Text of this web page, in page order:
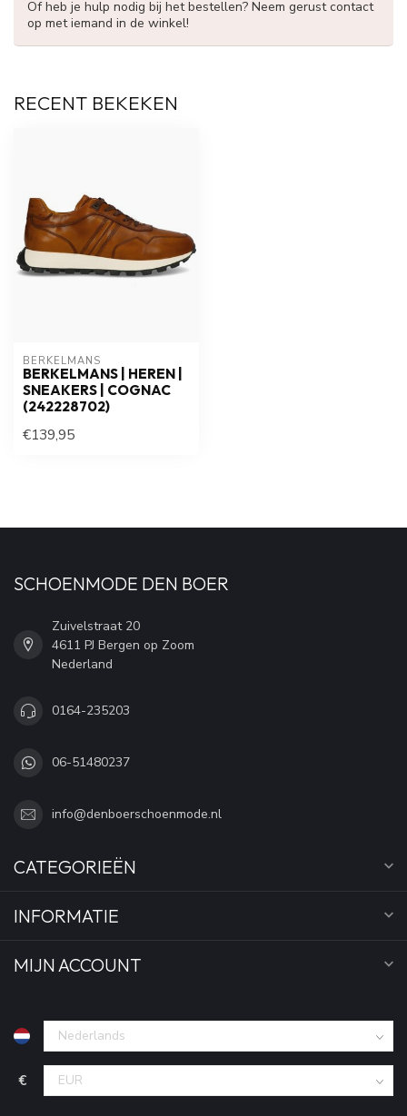
Of heb je hulp nodig bij het bestellen? Neem gerust contact
op met iemand in de winkel!
RECENT BEKEKEN
BERKELMANS
BERKELMANS | HEREN |
SNEAKERS | COGNAC
(242228702)
€139,95
SCHOENMODE DEN BOER
Zuivelstraat 20
4611 PJ Bergen op Zoom
Nederland
0164-235203
06-51480237
info@denboerschoenmode.nl
CATEGORIEËN
INFORMATIE
MIJN ACCOUNT
€